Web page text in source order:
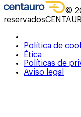
©
reservados
Política de
Ética
Políticas de
Aviso legal